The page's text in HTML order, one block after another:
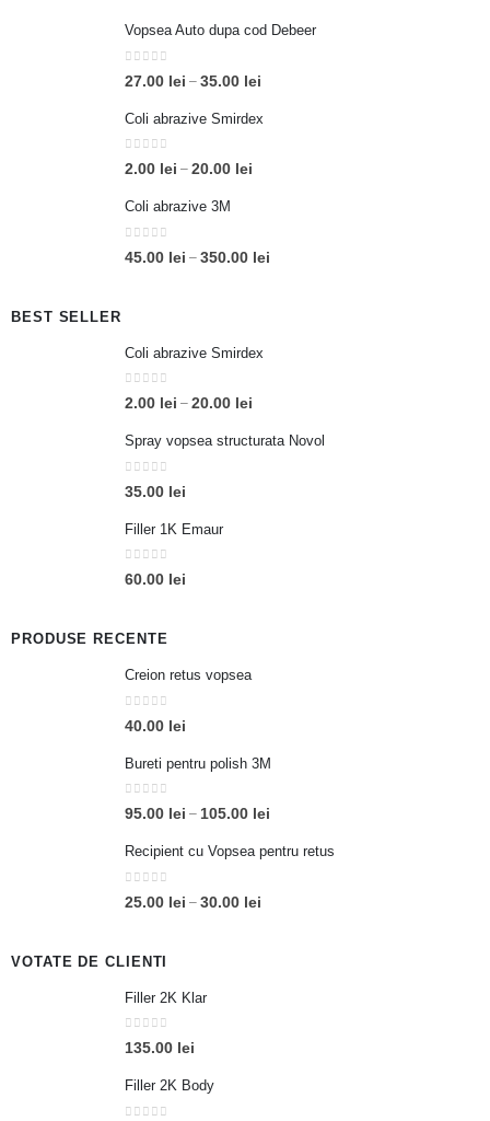
Vopsea Auto dupa cod Debeer
0out of 5
27.00 lei – 35.00 lei
prețuri:
Coli abrazive Smirdex
0 out of 5
2.00 lei – 20.00 lei
până
Coli abrazive 3M
0out of 5
45.00 lei – 350.00 lei
BEST SELLER
Coli abrazive Smirdex
0 out of 5
2.00 lei – 20.00 lei
prețuri:
Spray vopsea structurata Novol
0 out of 5
35.00 lei
Filler 1K Emaur
0out of 5
60.00 lei
PRODUSE RECENTE
Creion retus vopsea
0 out of 5
40.00 lei
Bureti pentru polish 3M
0out of 5
95.00 lei – 105.00 lei
prețuri:
Recipient cu Vopsea pentru retus
0 out of 5
25.00 lei – 30.00 lei
VOTATE DE CLIENTI
Filler 2K Klar
0 out of 5
135.00 lei
Filler 2K Body